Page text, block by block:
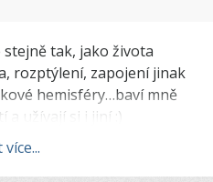
tak, jako života
rozptýlení, zapojení jinak
hemisféry…baví mně
a užívají si i jiní :)
více...